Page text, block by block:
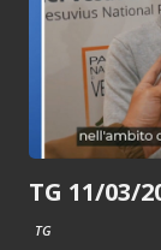
TG 11/03/
TG